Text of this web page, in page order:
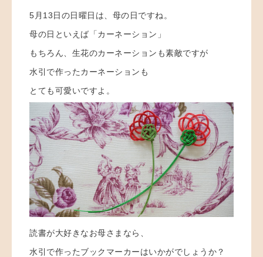
5月13日の日曜日は、母の日ですね。
母の日といえば「カーネーション」
もちろん、生花のカーネーションも素敵ですが
水引で作ったカーネーションも
とても可愛いですよ。
読書が大好きなお母さまなら、
水引で作ったブックマーカーはいかがでしょうか？